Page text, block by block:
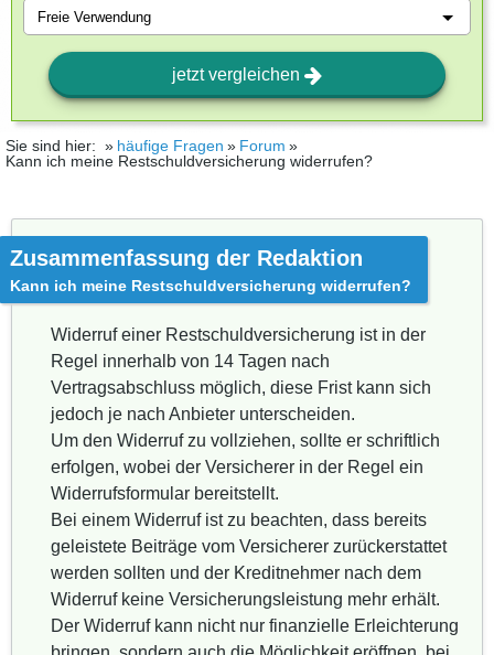
jetzt vergleichen
Sie sind hier: häufige Fragen
Forum
Kann ich meine Restschuldversicherung widerrufen?
Zusammenfassung der Redaktion
Kann ich meine Restschuldversicherung widerrufen?
Widerruf einer Restschuldversicherung ist in der
Regel innerhalb von 14 Tagen nach
Vertragsabschluss möglich, diese Frist kann sich
jedoch je nach Anbieter unterscheiden.
Um den Widerruf zu vollziehen, sollte er schriftlich
erfolgen, wobei der Versicherer in der Regel ein
Widerrufsformular bereitstellt.
Bei einem Widerruf ist zu beachten, dass bereits
geleistete Beiträge vom Versicherer zurückerstattet
werden sollten und der Kreditnehmer nach dem
Widerruf keine Versicherungsleistung mehr erhält.
Der Widerruf kann nicht nur finanzielle Erleichterung